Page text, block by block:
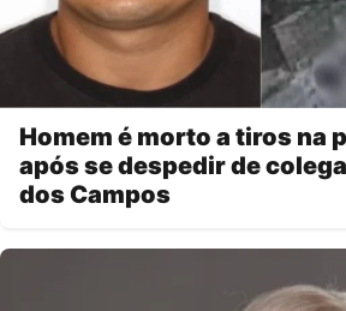
Homem é morto a tiros na
após se despedir de
dos Campos